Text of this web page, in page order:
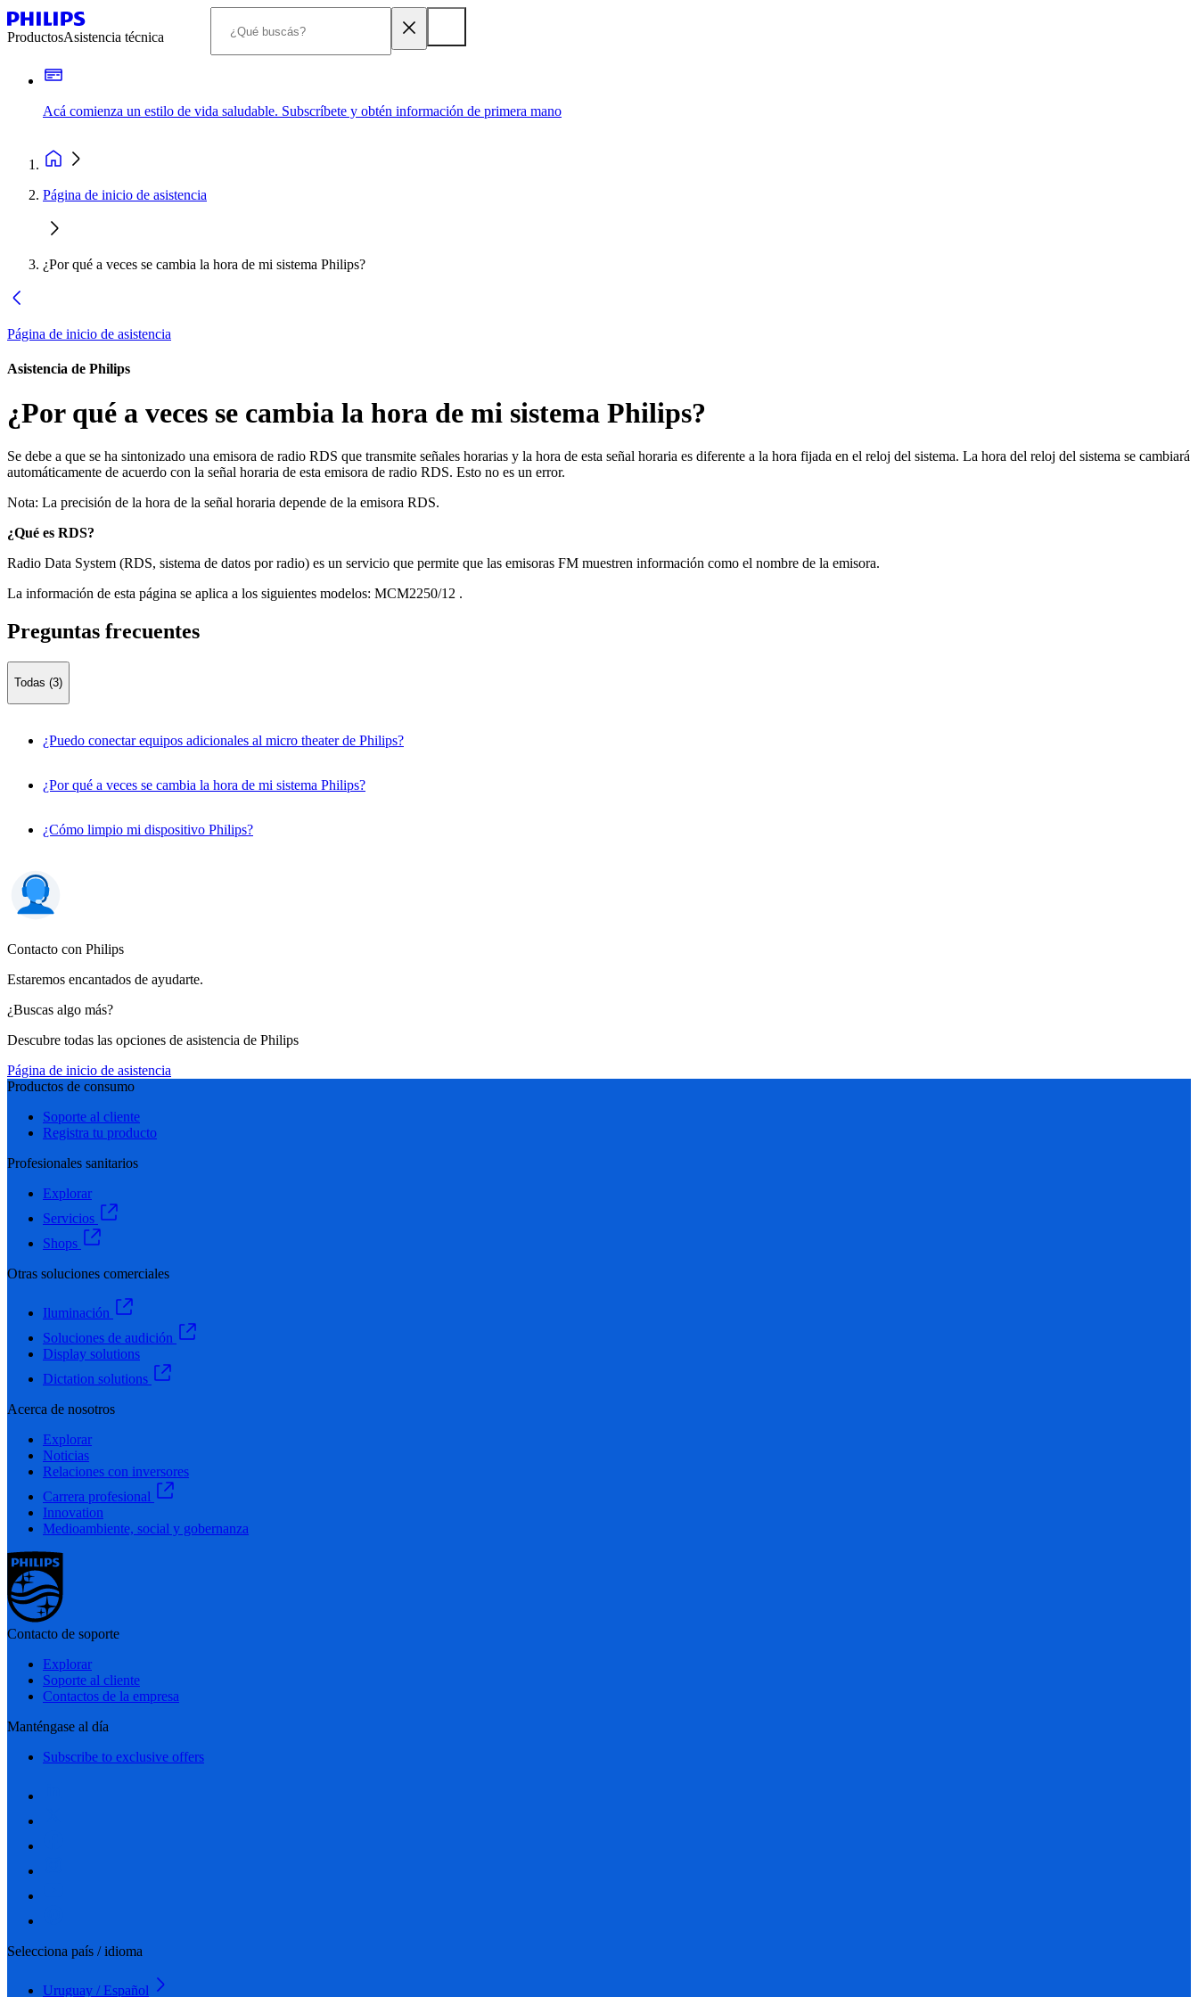
ProductosAsistencia técnica
Acá comienza un estilo de vida saludable. Subscríbete y obtén información de primera mano
Página de inicio de asistencia
¿Por qué a veces se cambia la hora de mi sistema Philips?
Página de inicio de asistencia
Asistencia de Philips
¿Por qué a veces se cambia la hora de mi sistema Philips?
Se debe a que se ha sintonizado una emisora de radio RDS que transmite señales horarias y la hora de esta señal horaria es diferente a la hora fijada en el reloj del sistema. La hora del reloj del sistema se cambiará
automáticamente de acuerdo con la señal horaria de esta emisora de radio RDS. Esto no es un error.
Nota: La precisión de la hora de la señal horaria depende de la emisora RDS.
¿Qué es RDS?
Radio Data System (RDS, sistema de datos por radio) es un servicio que permite que las emisoras FM muestren información como el nombre de la emisora.
La información de esta página se aplica a los siguientes modelos: MCM2250/12 .
Preguntas frecuentes
Todas (3)
¿Puedo conectar equipos adicionales al micro theater de Philips?
¿Por qué a veces se cambia la hora de mi sistema Philips?
¿Cómo limpio mi dispositivo Philips?
Contacto con Philips
Estaremos encantados de ayudarte.
¿Buscas algo más?
Descubre todas las opciones de asistencia de Philips
Página de inicio de asistencia
Productos de consumo
Soporte al cliente
Registra tu producto
Profesionales sanitarios
Explorar
Servicios
Shops
Otras soluciones comerciales
Iluminación
Soluciones de audición
Display solutions
Dictation solutions
Acerca de nosotros
Explorar
Noticias
Relaciones con inversores
Carrera profesional
Innovation
Medioambiente, social y gobernanza
Contacto de soporte
Explorar
Soporte al cliente
Contactos de la empresa
Manténgase al día
Subscribe to exclusive offers
Selecciona país / idioma
Uruguay / Español